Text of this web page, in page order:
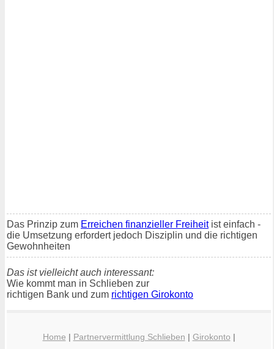
Das Prinzip zum Erreichen finanzieller Freiheitist einfach -
die Umsetzung erfordert jedoch Disziplin und die richtigen
Gewohnheiten
Das ist vielleicht auch interessant:
Wie kommt man in Schlieben zur
richtigen Bank und zum richtigen Girokonto
Home | Partnervermittlung Schlieben | Girokonto |